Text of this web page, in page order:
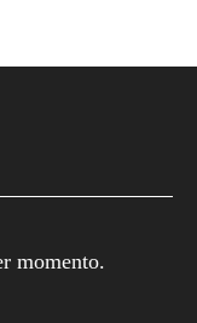
momento.